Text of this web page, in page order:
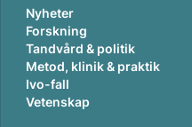
Nyheter
Forskning
Tandvård & politik
Metod, klinik & praktik
Ivo-fall
Vetenskap